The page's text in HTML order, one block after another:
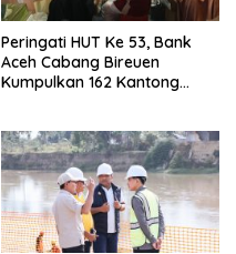
Peringati HUT Ke 53, Bank
Aceh Cabang Bireuen
Kumpulkan 162 Kantong